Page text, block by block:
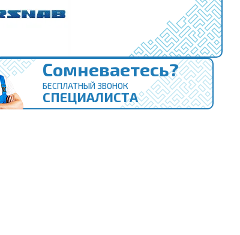
Сомневаетесь?
БЕСПЛАТНЫЙ ЗВОНОК
СПЕЦИАЛИСТА